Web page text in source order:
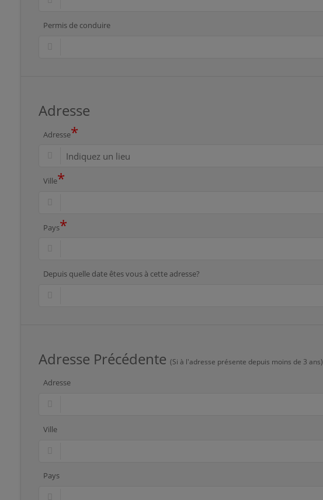
Permis de conduire
Adresse
Adresse*
Ville*
Pays*
Depuis quelle date êtes vous à cette adresse?
Adresse Précédente (Si à l'adresse présente depuis moins de 3 ans)
Adresse
Ville
Pays